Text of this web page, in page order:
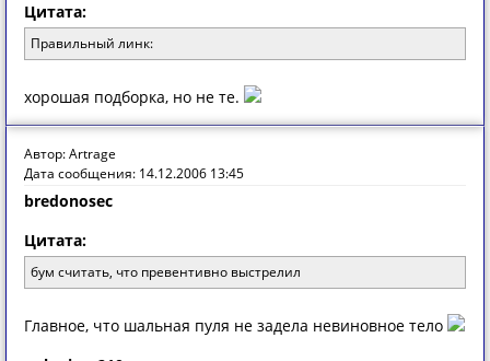
Цитата:
Правильный линк:
хорошая подборка, но не те.
Автор: Artrage
Дата сообщения: 14.12.2006 13:45
bredonosec
Цитата:
бум считать, что превентивно выстрелил
Главное, что шальная пуля не задела невинoвное тело